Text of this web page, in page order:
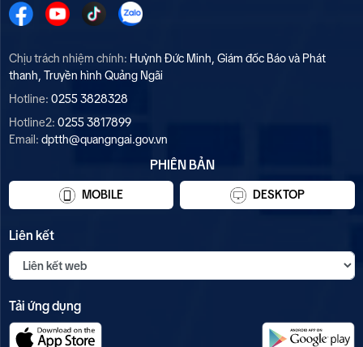
Chịu trách nhiệm chính: Huỳnh Đức Minh, Giám đốc Báo và Phát
thanh, Truyền hình Quảng Ngãi
Hotline: 0255 3828328
Hotline2: 0255 3817899
Email: dptth@quangngai.gov.vn
PHIÊN BẢN
MOBILE DESKTOP
Liên kết
Tải ứng dụng